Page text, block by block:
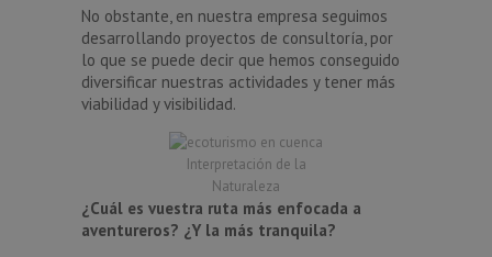
No obstante, en nuestra empresa seguimos
desarrollando proyectos de consultoría, por
lo que se puede decir que hemos conseguido
diversificar nuestras actividades y tener más
viabilidad y visibilidad.
Interpretación de la
Naturaleza
¿Cuál es vuestra ruta más enfocada a
aventureros? ¿Y la más tranquila?